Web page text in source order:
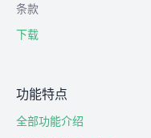
条款
下载
功能特点
全部功能介绍